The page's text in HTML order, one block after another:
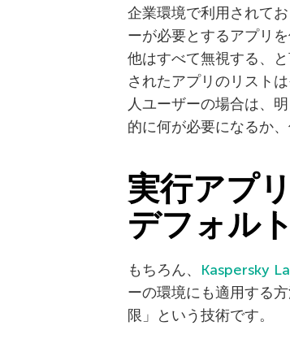
企業環境で利用されて
ーが必要とするアプリ
他はすべて無視する、
されたアプリのリスト
人ユーザーの場合は、
的に何が必要になるか
実行アプ
デフォル
もちろん、 Kaspersky
ーの環境にも適用する
限」という技術です。